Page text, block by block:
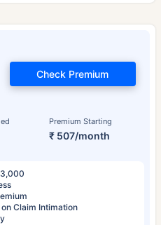
Premium Starting
₹ 507/month
Check Premium
Claim Intimation